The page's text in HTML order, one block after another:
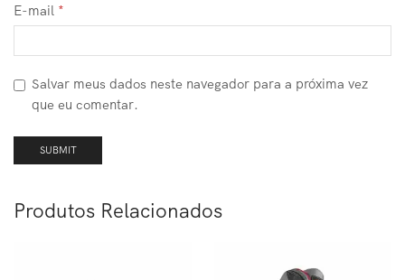
E-mail *
Salvar meus dados neste navegador para a próxima vez
que eu comentar.
Produtos Relacionados